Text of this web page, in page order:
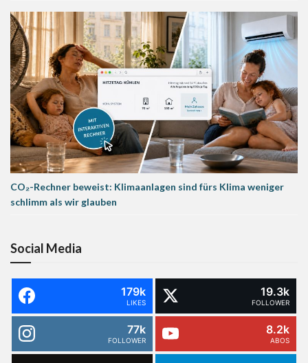
CO₂-Rechner beweist: Klimaanlagen sind fürs Klima weniger
schlimm als wir glauben
Social Media
179k
LIKES
19.3k
FOLLOWER
77k
FOLLOWER
8.2k
ABOS